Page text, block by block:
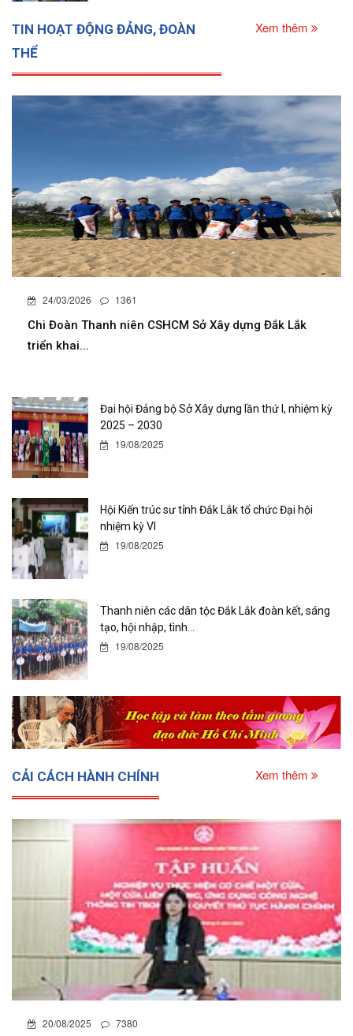
TIN HOẠT ĐỘNG ĐẢNG, ĐOÀN
THỂ
Xem thêm
24/03/2026 1361
Chi Đoàn Thanh niên CSHCM Sở Xây dựng Đắk Lắk
triển khai...
Đại hội Đảng bộ Sở Xây dựng lần thứ I, nhiệm kỳ
2025 – 2030
19/08/2025
Hội Kiến trúc sư tỉnh Đắk Lắk tổ chức Đại hội
nhiệm kỳ VI
19/08/2025
Thanh niên các dân tộc Đắk Lắk đoàn kết, sáng
tạo, hội nhập, tình...
19/08/2025
CẢI CÁCH HÀNH CHÍNH Xem thêm
20/08/2025 7380